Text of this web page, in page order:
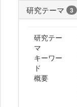
研究テーマ 3
研究テー
マ
キーワー
ド
概要